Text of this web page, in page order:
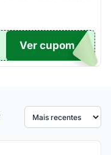
TICO
Ver cupom
Ordenar por